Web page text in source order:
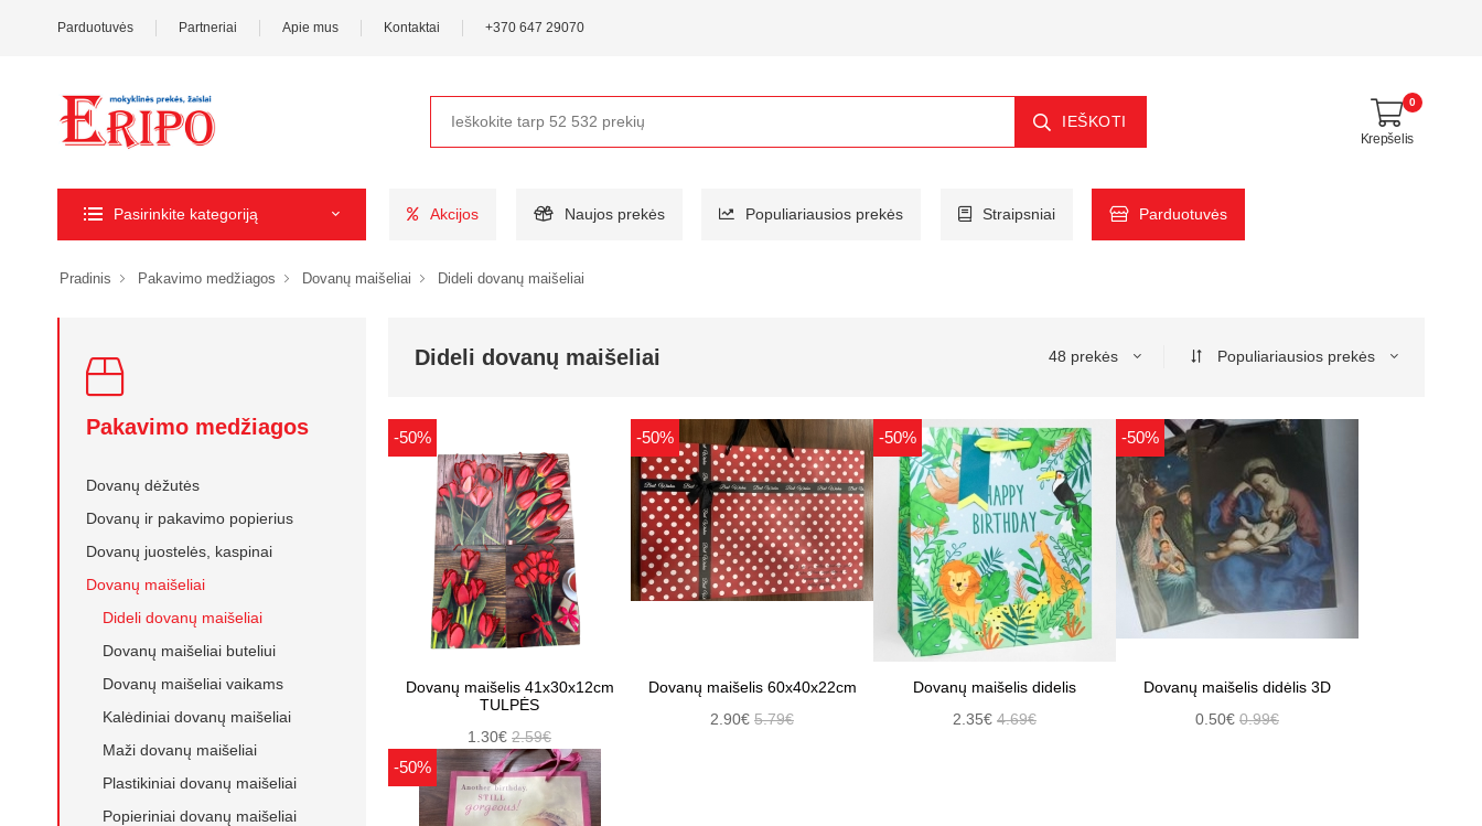
Parduotuvės Partneriai Apie mus Kontaktai +370 647 29070
IEŠKOTI
0
Krepšelis
Pasirinkite kategoriją Akcijos Naujos prekės Populiariausios prekės Straipsniai Parduotuvės
Pradinis Pakavimo medžiagos Dovanų maišeliai Dideli dovanų maišeliai
Pakavimo medžiagos
Dovanų dėžutės
Dovanų ir pakavimo popierius
Dovanų juostelės, kaspinai
Dovanų maišeliai
Dideli dovanų maišeliai
Dovanų maišeliai buteliui
Dovanų maišeliai vaikams
Kalėdiniai dovanų maišeliai
Maži dovanų maišeliai
Plastikiniai dovanų maišeliai
Popieriniai dovanų maišeliai
Dideli dovanų maišeliai 48 prekės Populiariausios prekės
-50%
Dovanų maišelis 41x30x12cm
TULPĖS
1.30€ 2.59€
-50%
Dovanų maišelis 60x40x22cm
2.90€ 5.79€
-50%
Dovanų maišelis didelis
2.35€ 4.69€
-50%
Dovanų maišelis didėlis 3D
0.50€ 0.99€
-50%